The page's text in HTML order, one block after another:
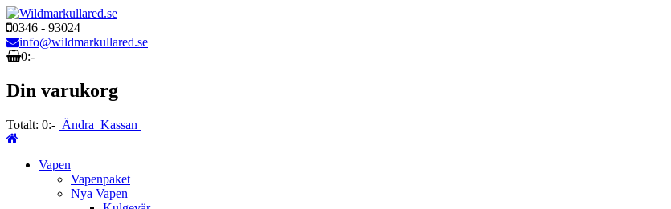
0346 - 93024
info@wildmarkullared.se
0:-
Din varukorg
Totalt: 0:- Ändra Kassan
Vapen
Vapenpaket
Nya Vapen